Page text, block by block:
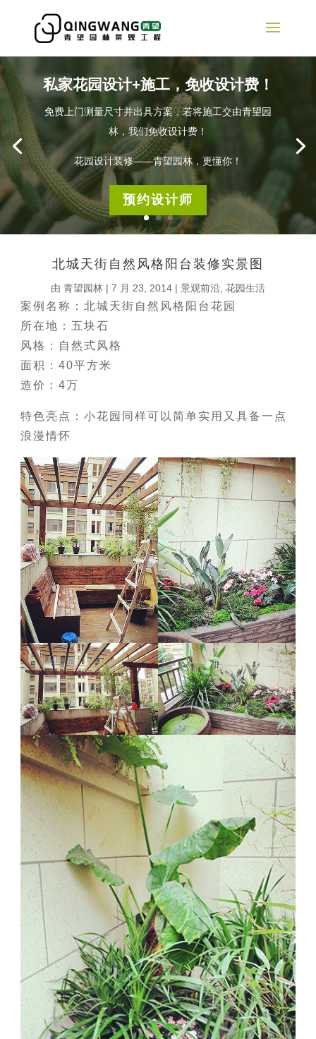
私家花园设计+施工，免收设计费！
免费上门测量尺寸并出具方案，若将施工交由青望园
林，我们免收设计费！
花园设计装修——青望园林，更懂你！
预约设计师
北城天街自然风格阳台装修实景图
由 青望园林 | 7 月 23, 2014 | 景观前沿 花园生活
案例名称：北城天街自然风格阳台花园
所在地：五块石
风格：自然式风格
面积：40平方米
造价：4万
特色亮点：小花园同样可以简单实用又具备一点
浪漫情怀